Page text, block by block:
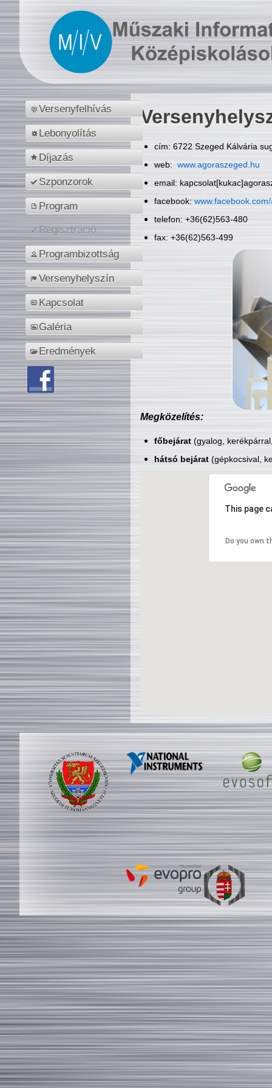
Versenyfelhívás
Lebonyolítás
Díjazás
Szponzorok
Program
Regisztráció
Programbizottság
Versenyhelyszín
Kapcsolat
Galéria
Eredmények
cím: 6722 Szeged Kálvária
web: www.agoraszeged.hu
email:
facebook:
telefon: +36(62)563-480
fax: +36(62)563-499
Megközelítés:
főbejárat(gyalog,
hátsó bejárat(gépkocsival,
This page
Do you own